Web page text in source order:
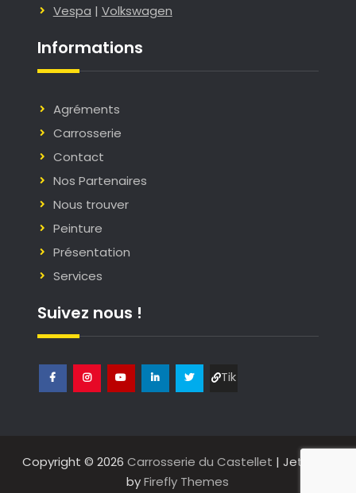
Vespa | Volkswagen
Informations
Agréments
Carrosserie
Contact
Nos Partenaires
Nous trouver
Peinture
Présentation
Services
Suivez nous !
Tik
Copyright © 2026Carrosserie du Castellet | JetBlack
byFirefly Themes